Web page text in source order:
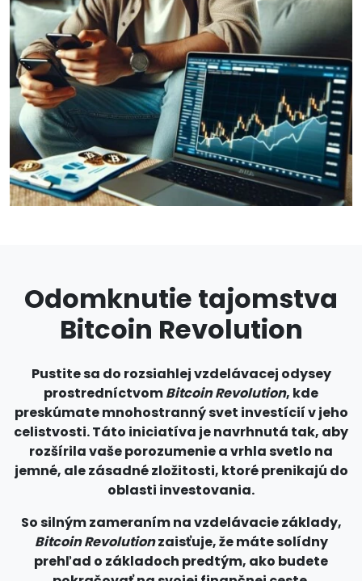
Odomknutie tajomstva
Bitcoin Revolution
Pustite sa do rozsiahlej vzdelávacej odysey
prostredníctvomBitcoin Revolution, kde
preskúmate mnohostranný svet investícií v jeho
celistvosti. Táto iniciatíva je navrhnutá tak, aby
rozšírila vaše porozumenie a vrhla svetlo na
jemné, ale zásadné zložitosti, ktoré prenikajú do
oblasti investovania.
So silným zameraním na vzdelávacie základy,
Bitcoin Revolutionzaisťuje, že máte solídny
prehľad o základoch predtým, ako budete